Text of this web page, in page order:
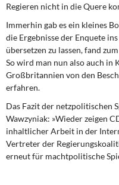
Regieren nicht in die Quere
Immerhin gab es ein kleines
die Ergebnisse der Enquete
übersetzen zu lassen, fand
So wird man nun also auch in
Großbritannien von den
erfahren.
Das Fazit der netzpolitischen
Wawzyniak: »Wieder zeigen
inhaltlicher Arbeit in der
Vertreter der
erneut für machtpolitische